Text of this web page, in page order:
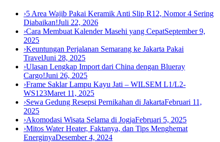
›5 Area Wajib Pakai Keramik Anti Slip R12, Nomor 4 Sering
Diabaikan!Juli 22, 2026
›Cara Membuat Kalender Masehi yang CepatSeptember 9,
2025
›Keuntungan Perjalanan Semarang ke Jakarta Pakai
TravelJuni 28, 2025
›Ulasan Lengkap Import dari China dengan Blueray
Cargo!Juni 26, 2025
›Frame Saklar Lampu Kayu Jati – WILSEM L1/L2-
WS123Maret 11, 2025
›Sewa Gedung Resepsi Pernikahan di JakartaFebruari 11,
2025
›Akomodasi Wisata Selama di JogjaFebruari 5, 2025
›Mitos Water Heater, Faktanya, dan Tips Menghemat
EnerginyaDesember 4, 2024